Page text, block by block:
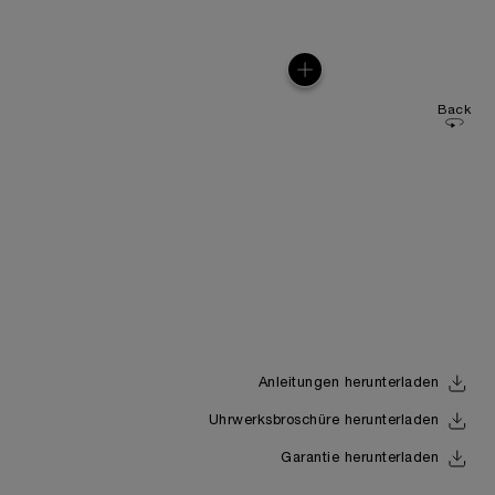
Back
Anleitungen herunterladen
Uhrwerksbroschüre herunterladen
Garantie herunterladen